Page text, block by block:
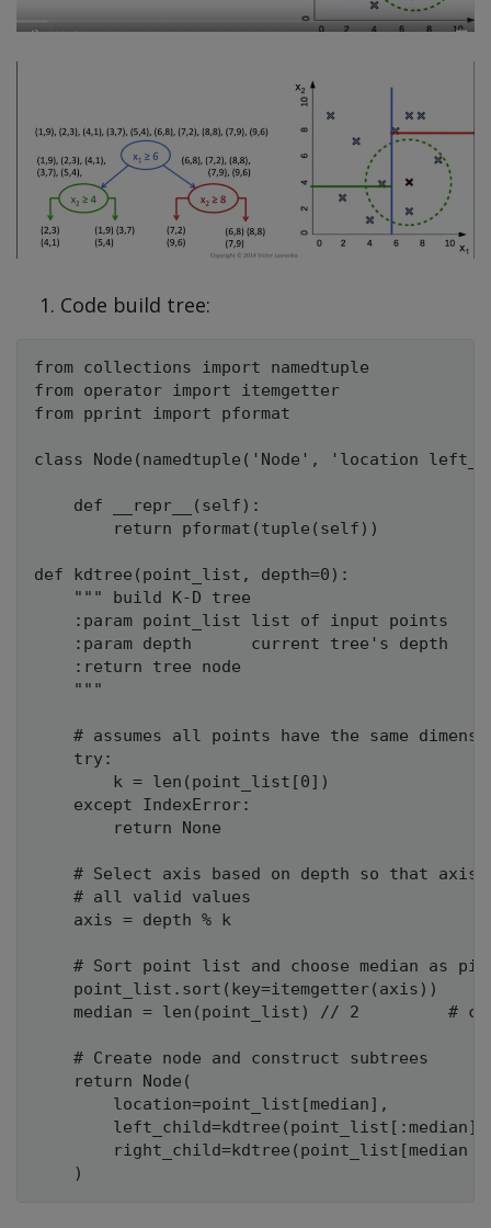
Code build tree:
from collections import namedtuple
from operator import itemgetter
from pprint import pformat
class Node(namedtuple('Node', 'location
    def __repr__(self):
        return pformat(tuple(self))
def kdtree(point_list, depth=0):
    """ build K-D tree
    :param point_list list of input points
    :param depth      current tree's depth
    :return tree node
    """
# assumes all points have the same
    try:
        k = len(point_list[0])
    except IndexError:
        return None
# Select axis based on depth so that axis
    # all valid values
    axis = depth % k
# Sort point list and choose median as
    point_list.sort(key=itemgetter(axis))
median = len(point_list) // 2         #
    # Create node and construct subtrees
    return Node(
        location=point_list[median],
right_child=kdtree(point_list[median